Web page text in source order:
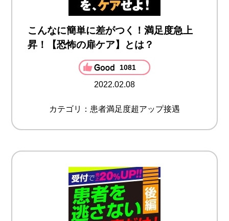
こんなに簡単に差がつく！満足度急上
昇！【恐怖の扉ケア】とは？
1081
2022.02.08
カテゴリ：患者満足度超アップ接遇